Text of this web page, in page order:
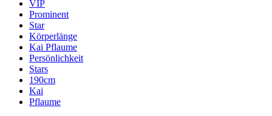
VIP
Prominent
Star
Körperlänge
Kai Pflaume
Persönlichkeit
Stars
190cm
Kai
Pflaume